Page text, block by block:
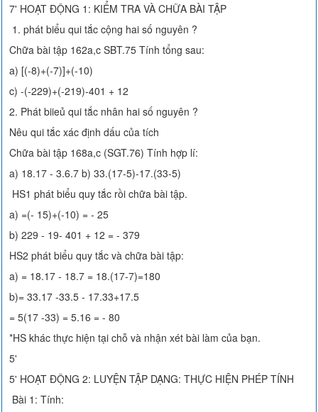
7' HOẠT ĐỘNG 1: KIỂM TRA VÀ CHỮA BÀI TẬP
1. phát biểu qui tắc cộng hai số nguyên ?
Chữa bài tập 162a,c SBT.75 Tính tổng sau:
a) [(-8)+(-7)]+(-10)
c) -(-229)+(-219)-401 + 12
2. Phát biieủ qui tắc nhân hai số nguyên ?
Nêu qui tắc xác định dấu của tích
Chữa bài tập 168a,c (SGT.76) Tính hợp lí:
a) 18.17 - 3.6.7 b) 33.(17-5)-17.(33-5)
HS1 phát biểu quy tắc rồi chữa bài tập.
a) =(- 15)+(-10) = - 25
b) 229 - 19- 401 + 12 = - 379
HS2 phát biểu quy tắc và chữa bài tập:
a) = 18.17 - 18.7 = 18.(17-7)=180
b)= 33.17 -33.5 - 17.33+17.5
= 5(17 -33) = 5.16 = - 80
*HS khác thực hiện tại chỗ và nhận xét bài làm của bạn.
5'
5' HOẠT ĐỘNG 2: LUYỆN TẬP DẠNG: THỰC HIỆN PHÉP TÍNH
Bài 1: Tính: